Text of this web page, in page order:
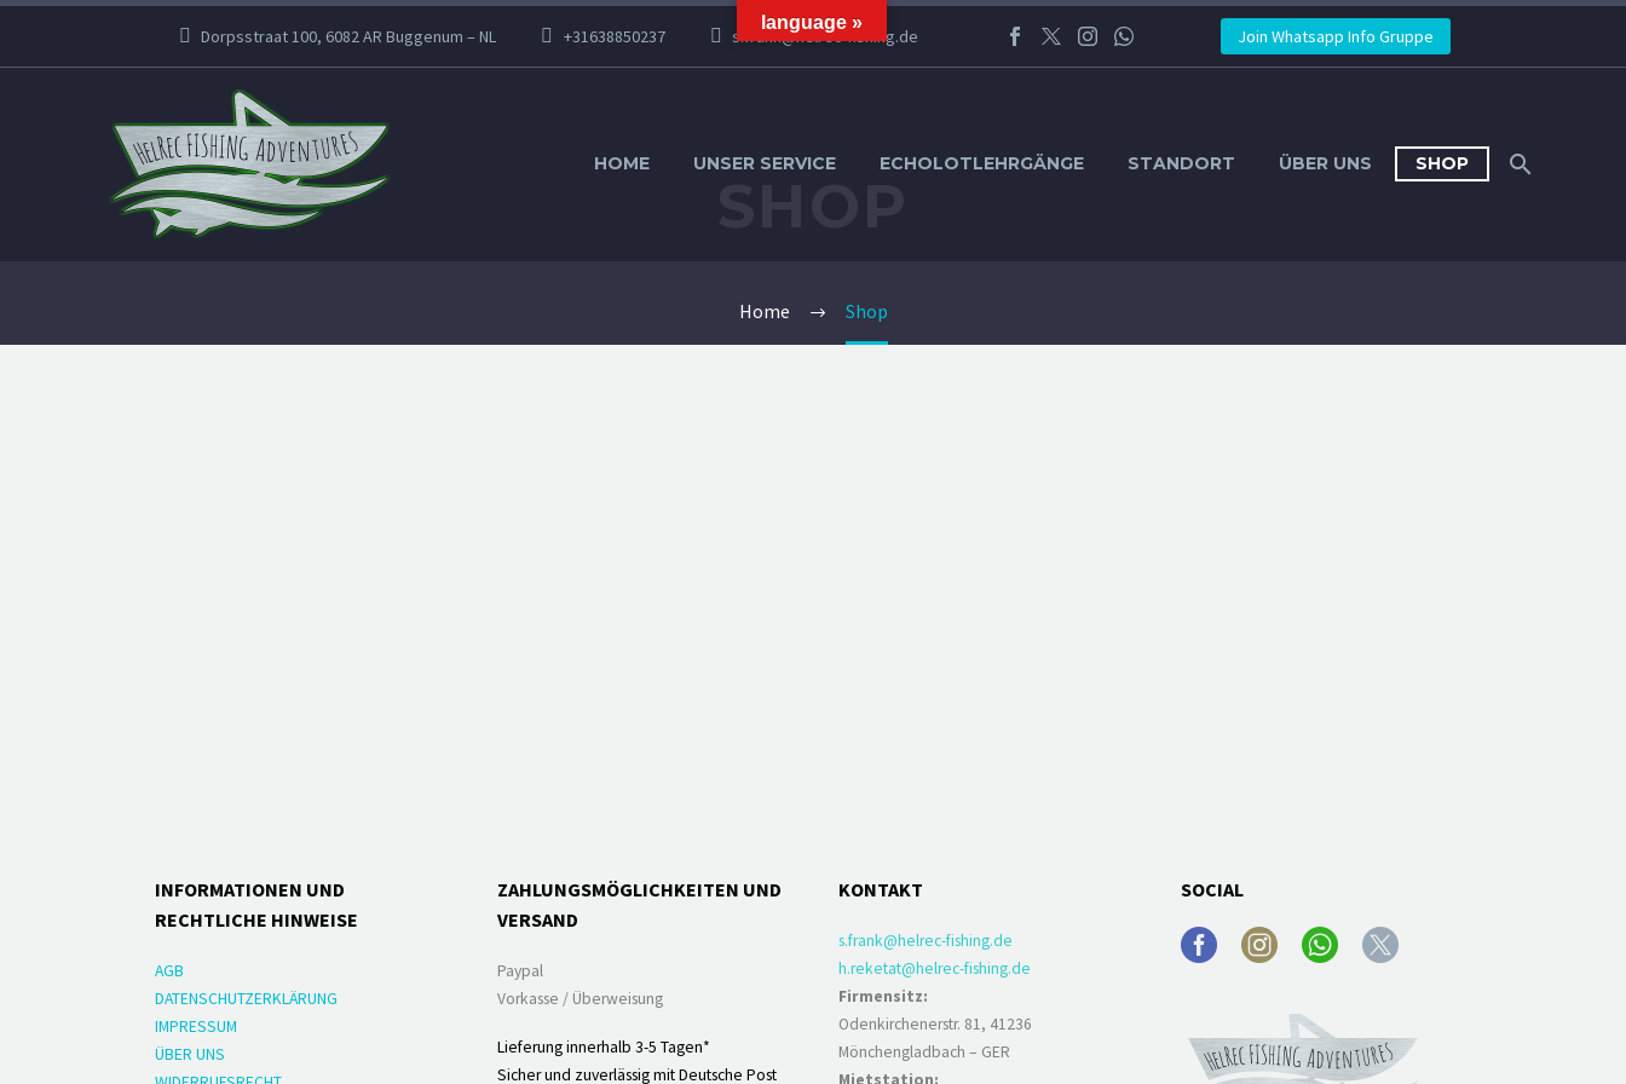
Dorpsstraat 100, 6082 AR Buggenum – NL +31638850237 s.frank@helrec-fishing.de Join Whatsapp Info Gruppe
HOME UNSER SERVICE ECHOLOTLEHRGÄNGE STANDORT ÜBER UNS SHOP
Home Shop
INFORMATIONEN UND
RECHTLICHE HINWEISE
AGB
DATENSCHUTZERKLÄRUNG
IMPRESSUM
ÜBER UNS
ZAHLUNGSMÖGLICHKEITEN UND
VERSAND
Paypal
Vorkasse / Überweisung
Lieferung innerhalb 3-5 Tagen*
Sicher und zuverlässig mit Deutsche Post
KONTAKT
s.frank@helrec-fishing.de
h.reketat@helrec-fishing.de
Firmensitz:
Odenkirchenerstr. 81, 41236
Mönchengladbach – GER
Mietstation:
SOCIAL
language »